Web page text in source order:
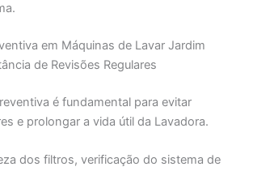
em Máquinas de Lavar Jardim
de Revisões Regulares
é fundamental para evitar
e prolongar a vida útil da Lavadora.
dos filtros, verificação do sistema de